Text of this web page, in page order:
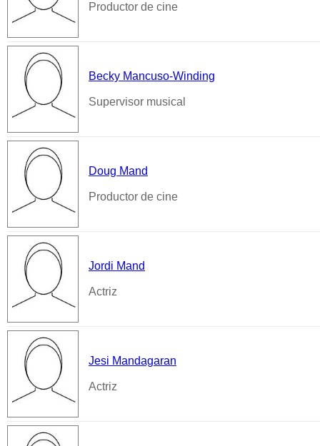
Productor de cine
Becky Mancuso-Winding
Supervisor musical
Doug Mand
Productor de cine
Jordi Mand
Actriz
Jesi Mandagaran
Actriz